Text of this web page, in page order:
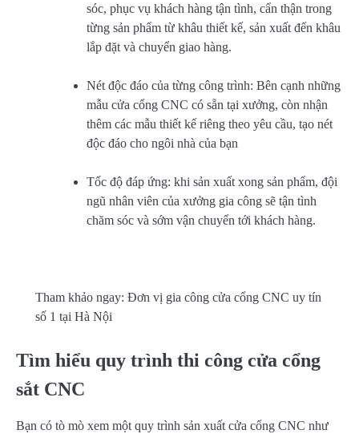
sóc, phục vụ khách hàng tận tình, cẩn thận trong
từng sản phẩm từ khâu thiết kế, sản xuất đến khâu
lắp đặt và chuyển giao hàng.
Nét độc đáo của từng công trình: Bên cạnh những
mẫu cửa cổng CNC có sẵn tại xưởng, còn nhận
thêm các mẫu thiết kế riêng theo yêu cầu, tạo nét
độc đáo cho ngôi nhà của bạn
Tốc độ đáp ứng: khi sản xuất xong sản phẩm, đội
ngũ nhân viên của xưởng gia công sẽ tận tình
chăm sóc và sớm vận chuyển tới khách hàng.
Tham khảo ngay: Đơn vị gia công cửa cổng CNC uy tín
số 1 tại Hà Nội
Tìm hiểu quy trình thi công cửa cổng
sắt CNC
Bạn có tò mò xem một quy trình sản xuất cửa cổng CNC như